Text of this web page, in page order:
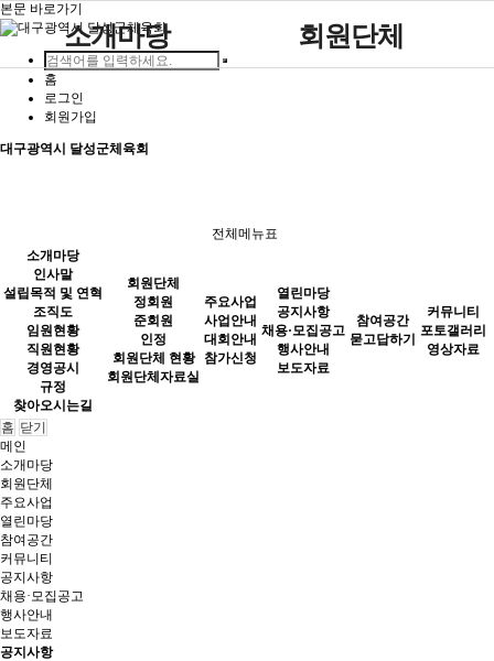
본문 바로가기
홈
로그인
회원가입
대구광역시 달성군체육회
소개마당
인사말
설립목적 및 연혁
조직도
경영공시
규정
찾아오시는길
회원단체
주요사업
사업안내
대회안내
참가신청
묻고답하기
전체메뉴표
소개마당
인사말
설립목적 및 연혁
조직도
임원현황
직원현황
경영공시
규정
찾아오시는길
회원단체
정회원
준회원
인정
회원단체 현황
회원단체자료실
주요사업
사업안내
대회안내
참가신청
열린마당
공지사항
채용·모집공고
행사안내
보도자료
참여공간
묻고답하기
커뮤니티
포토갤러리
영상자료
홈 닫기
메인
소개마당
회원단체
주요사업
열린마당
참여공간
커뮤니티
공지사항
채용·모집공고
행사안내
보도자료
공지사항